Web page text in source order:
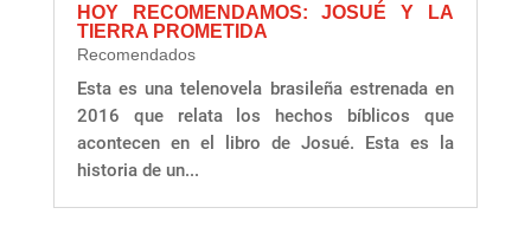
HOY RECOMENDAMOS: JOSUÉ Y LA
TIERRA PROMETIDA
Recomendados
Esta es una telenovela brasileña estrenada en
2016 que relata los hechos bíblicos que
acontecen en el libro de Josué. Esta es la
historia de un...